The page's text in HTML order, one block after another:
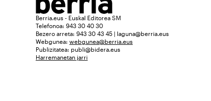
Berria.eus - Euskal Editorea SM
Telefonoa: 943 30 40 30
Bezero arreta: 943 30 43 45 | laguna@berria.eus
Webgunea: webgunea@berria.eus
Publizitatea: publi@bidera.eus
Harremanetan jarri